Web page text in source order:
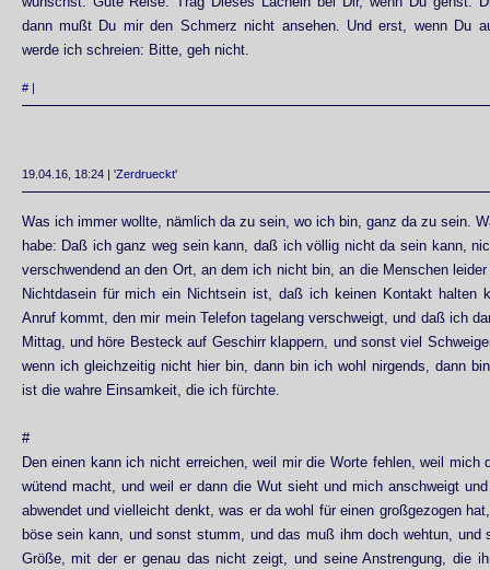
dann mußt Du mir den Schmerz nicht ansehen. Und erst, wenn Du
werde ich schreien: Bitte, geh nicht.
#|
19.04.16, 18:24 | 'Zerdrueckt'
Was ich immer wollte, nämlich da zu sein, wo ich bin, ganz da zu sein.
habe: Daß ich ganz weg sein kann, daß ich völlig nicht da sein kann,
verschwendend an den Ort, an dem ich nicht bin, an die Menschen
Nichtdasein für mich ein Nichtsein ist, daß ich keinen Kontakt halten
Anruf kommt, den mir mein Telefon tagelang verschweigt, und daß ich
Mittag, und höre Besteck auf Geschirr klappern, und sonst viel
wenn ich gleichzeitig nicht hier bin, dann bin ich wohl nirgends, dann
ist die wahre Einsamkeit, die ich fürchte.
#
Den einen kann ich nicht erreichen, weil mir die Worte fehlen, weil mich
wütend macht, und weil er dann die Wut sieht und mich anschweigt
abwendet und vielleicht denkt, was er da wohl für einen großgezogen
böse sein kann, und sonst stumm, und das muß ihm doch wehtun, und
Größe, mit der er genau das nicht zeigt, und seine Anstrengung, die